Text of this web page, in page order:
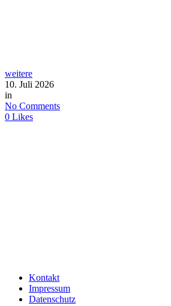
weitere
10. Juli 2026
in
No Comments
0 Likes
Kontakt
Impressum
Datenschutz